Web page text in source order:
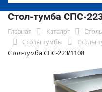
Стол-тумба СПС-
Главная Каталог
Столы тумбы
Столы
Стол-тумба СПС-223/1108